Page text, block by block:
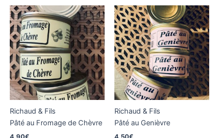
Richaud & Fils
Pâté au Fromage de Chèvre
4,90€
Richaud & Fils
Pâté au Genièvre
4,50€